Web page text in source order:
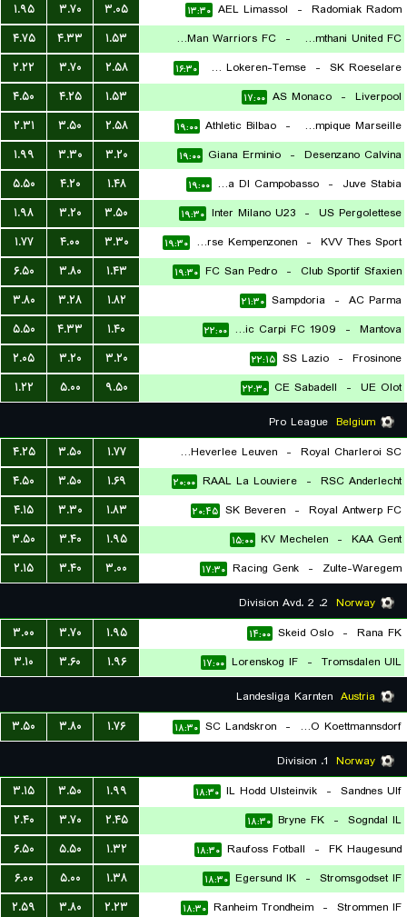
Radomiak Radom
-
AEL Limassol ۱۳:۳۰ ۳.۰۵ ۳.۷۰
۱.۹۵
Bangkok Glass Pathumthani United FC
-
Lee Man Warriors FC
۱۴:۳۰
۱.۵۳ ۴.۳۳
۴.۷۵
SK Roeselare
-
KSC Lokeren-Temse ۱۶:۳۰ ۲.۵۸ ۳.۷۰
۲.۲۲
Liverpool
-
AS Monaco ۱۷:۰۰ ۱.۵۳ ۴.۲۵
۴.۵۰
Olympique Marseille
-
Athletic Bilbao ۱۹:۰۰ ۲.۵۸ ۳.۵۰
۲.۳۱
Desenzano Calvina
-
Giana Erminio ۱۹:۰۰ ۳.۲۰ ۳.۳۰
۱.۹۹
Juve Stabia
-
Citta DI Campobasso ۱۹:۰۰ ۱.۴۸ ۴.۲۰
۵.۵۰
US Pergolettese
-
Inter Milano U23 ۱۹:۳۰ ۳.۵۰ ۳.۲۰
۱.۹۸
KVV Thes Sport
-
Lierse Kempenzonen ۱۹:۳۰ ۳.۳۰ ۴.۰۰
۱.۷۷
Club Sportif Sfaxien
-
FC San Pedro ۱۹:۳۰ ۱.۴۳ ۳.۸۰
۶.۵۰
AC Parma
-
Sampdoria ۲۱:۳۰ ۱.۸۲ ۳.۲۸
۳.۸۰
Mantova
-
Athletic Carpi FC 1909 ۲۲:۰۰ ۱.۴۰ ۴.۳۳
۵.۵۰
Frosinone
-
SS Lazio ۲۲:۱۵ ۳.۲۰ ۳.۲۰
۲.۰۵
UE Olot
-
CE Sabadell ۲۲:۳۰ ۹.۵۰ ۵.۰۰
۱.۲۲
Belgium
Royal Charleroi SC
-
Oud-Heverlee Leuven
۱۷:۳۰
۱.۷۷ ۳.۵۰
۴.۲۵
RSC Anderlecht
-
RAAL La Louviere ۲۰:۰۰ ۱.۶۹ ۳.۵۰
۴.۵۰
Royal Antwerp FC
-
SK Beveren ۲۰:۴۵ ۱.۸۳ ۳.۳۰
۴.۱۵
KAA Gent
-
KV Mechelen ۱۵:۰۰ ۱.۹۵ ۳.۴۰
۳.۵۰
Zulte-Waregem
-
Racing Genk ۱۷:۳۰ ۳.۰۰ ۳.۴۰
۲.۱۵
Norway
Rana FK
-
Skeid Oslo ۱۴:۰۰ ۱.۹۵ ۳.۷۰
۳.۰۰
Tromsdalen UIL
-
Lorenskog IF ۱۷:۰۰ ۱.۹۶ ۳.۶۰
۳.۱۰
Austria
ASKO Koettmannsdorf
-
SC Landskron ۱۸:۳۰ ۱.۷۶ ۳.۸۰
۳.۵۰
Norway
Sandnes Ulf
-
IL Hodd Ulsteinvik ۱۸:۳۰ ۱.۹۹ ۳.۵۰
۳.۱۵
Sogndal IL
-
Bryne FK ۱۸:۳۰ ۲.۴۵ ۳.۷۰
۲.۴۰
FK Haugesund
-
Raufoss Fotball ۱۸:۳۰ ۱.۳۲ ۵.۵۰
۶.۵۰
Stromsgodset IF
-
Egersund IK ۱۸:۳۰ ۱.۳۸ ۵.۰۰
۶.۰۰
Strommen IF
-
Ranheim Trondheim ۱۸:۳۰ ۲.۲۳ ۳.۸۰
۲.۵۹